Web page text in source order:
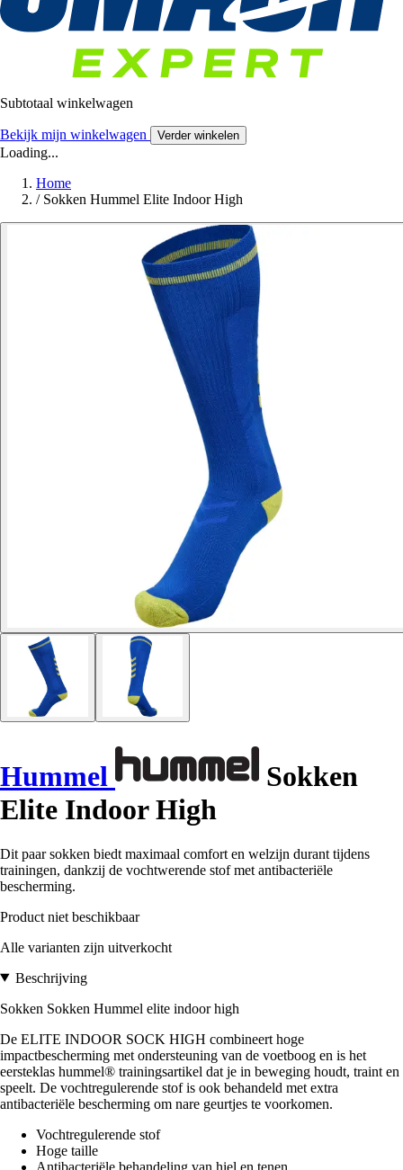
Subtotaal winkelwagen
Bekijk mijn winkelwagen Verder winkelen
Loading...
Home
/ Sokken Hummel Elite Indoor High
Hummel
Sokken
Elite Indoor High
Dit paar sokken biedt maximaal comfort en welzijn durant tijdens
trainingen, dankzij de vochtwerende stof met antibacteriële
bescherming.
Product niet beschikbaar
Alle varianten zijn uitverkocht
Beschrijving
Sokken Sokken Hummel elite indoor high
De ELITE INDOOR SOCK HIGH combineert hoge
impactbescherming met ondersteuning van de voetboog en is het
eersteklas hummel® trainingsartikel dat je in beweging houdt, traint en
speelt. De vochtregulerende stof is ook behandeld met extra
antibacteriële bescherming om nare geurtjes te voorkomen.
Vochtregulerende stof
Hoge taille
Antibacteriële behandeling van hiel en tenen